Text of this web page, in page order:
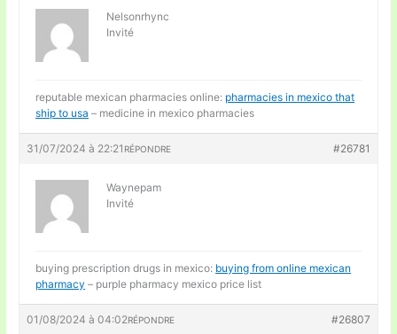
Nelsonrhync
Invité
reputable mexican pharmacies online: pharmacies in mexico that
ship to usa – medicine in mexico pharmacies
31/07/2024 à 22:21 #26781
RÉPONDRE
Waynepam
Invité
buying prescription drugs in mexico: buying from online mexican
pharmacy – purple pharmacy mexico price list
01/08/2024 à 04:02 #26807
RÉPONDRE